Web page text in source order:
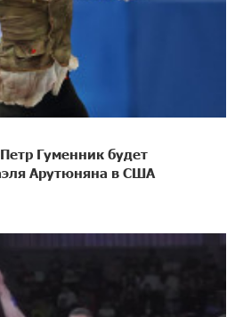
Гуменник будет
Арутюняна в США